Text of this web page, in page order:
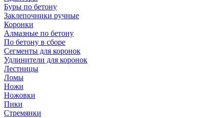
Буры по бетону
Заклепочники ручные
Коронки
Алмазные по бетону
По бетону в сборе
Сегменты для коронок
Удлинители для коронок
Лестницы
Ломы
Ножи
Ножовки
Пики
Стремянки